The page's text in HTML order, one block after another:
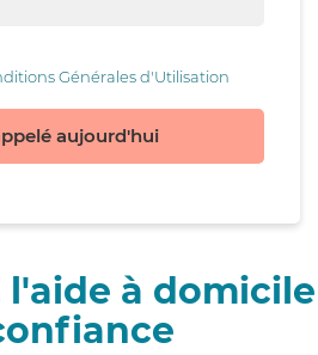
Générales d'Utilisation
aujourd'hui
l'aide à domicile